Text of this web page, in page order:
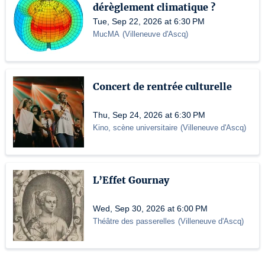
dérèglement climatique ?
Tue, Sep 22, 2026 at 6:30 PM
MucMA (Villeneuve d'Ascq)
Concert de rentrée culturelle
Thu, Sep 24, 2026 at 6:30 PM
Kino, scène universitaire (Villeneuve d'Ascq)
L’Effet Gournay
Wed, Sep 30, 2026 at 6:00 PM
Théâtre des passerelles (Villeneuve d'Ascq)